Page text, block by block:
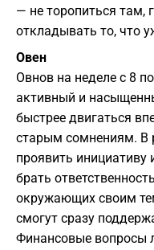
— не торопиться там,
откладывать то, что
Овен
Овнов на неделе с 8
активный и
быстрее двигаться
старым сомнениям. В
проявить инициативу
брать
окружающих своим
смогут сразу
Финансовые вопросы